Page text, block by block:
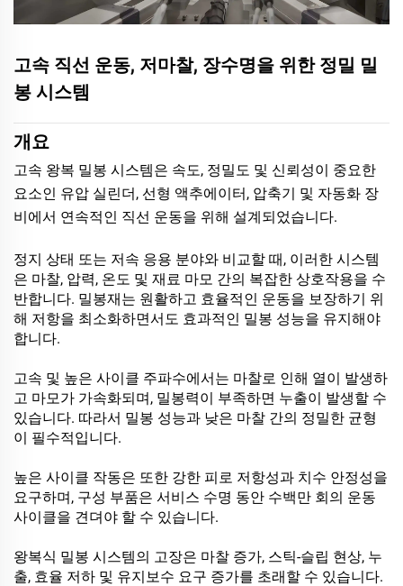
고속 직선 운동, 저마찰, 장수명을 위한 정밀 밀
봉 시스템
개요
고속 왕복 밀봉 시스템은 속도, 정밀도 및 신뢰성이 중요한
요소인 유압 실린더, 선형 액추에이터, 압축기 및 자동화 장
비에서 연속적인 직선 운동을 위해 설계되었습니다.
정지 상태 또는 저속 응용 분야와 비교할 때, 이러한 시스템
은 마찰, 압력, 온도 및 재료 마모 간의 복잡한 상호작용을 수
반합니다. 밀봉재는 원활하고 효율적인 운동을 보장하기 위
해 저항을 최소화하면서도 효과적인 밀봉 성능을 유지해야
합니다.
고속 및 높은 사이클 주파수에서는 마찰로 인해 열이 발생하
고 마모가 가속화되며, 밀봉력이 부족하면 누출이 발생할 수
있습니다. 따라서 밀봉 성능과 낮은 마찰 간의 정밀한 균형
이 필수적입니다.
높은 사이클 작동은 또한 강한 피로 저항성과 치수 안정성을
요구하며, 구성 부품은 서비스 수명 동안 수백만 회의 운동
사이클을 견뎌야 할 수 있습니다.
왕복식 밀봉 시스템의 고장은 마찰 증가, 스틱-슬립 현상, 누
출, 효율 저하 및 유지보수 요구 증가를 초래할 수 있습니다.